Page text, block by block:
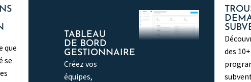
que
se
TABLEAU
DE BORD
GESTIONNAIRE
Créez vos
équipes,
des 10+